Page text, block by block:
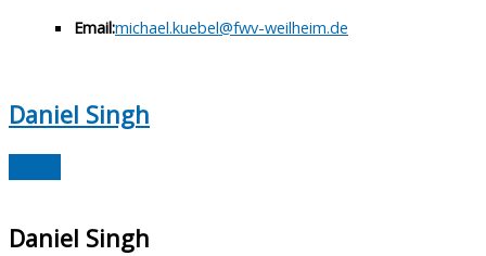
Email:michael.kuebel@fwv-weilheim.de
Daniel Singh
Daniel Singh